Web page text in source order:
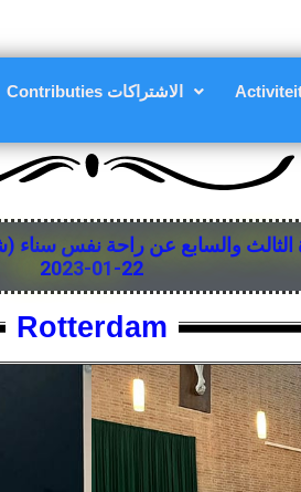
Contributies الاشتراكات
والسابع عن راحة نفس سناء
22-01-2023
Rotterdam